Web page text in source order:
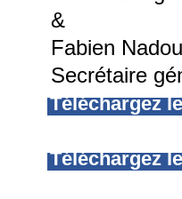
&
Fabien Nadou
Secrétaire
Téléchargez
Téléchargez